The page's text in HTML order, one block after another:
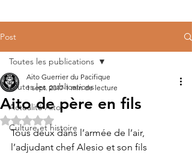
Post
Toutes les publications
Actualité Aito
Culture et histoire
Toutes les publications
Aito de père en fils
Aito Guerrier du Pacifique
1 sept. 2017 1 min de lecture
Noté NaN étoiles sur 5.
Tous deux dans l’armée de l’air,
l’adjudant chef Alesio et son fils